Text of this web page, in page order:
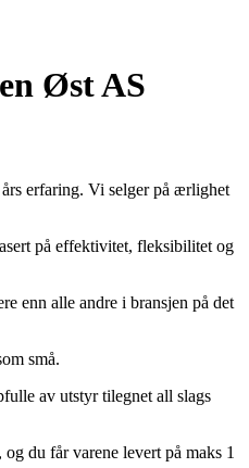
Øst AS
erfaring. Vi selger på ærlighet
på effektivitet, fleksibilitet og
enn alle andre i bransjen på det
små.
av utstyr tilegnet all slags
du får varene levert på maks 1